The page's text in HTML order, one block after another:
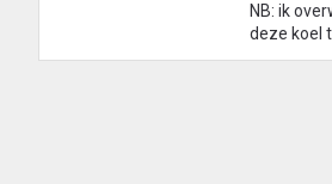
NB: ik
deze koel